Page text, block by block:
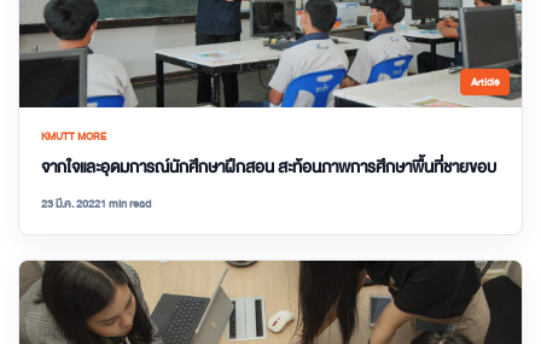
Article
KMUTT MORE
จากใจและอุดมการณ์นักศึกษาฝึกสอน สะท้อนภาพการศึกษาพื้นที่ชายขอบ
23 มี.ค. 20221 min read